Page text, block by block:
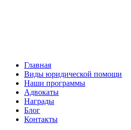
Главная
Виды юридической помощи
Наши программы
Адвокаты
Награды
Блог
Контакты